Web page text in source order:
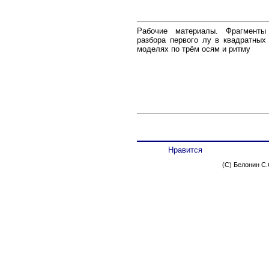
Рабочие материалы. Фрагменты
разбора первого лу в квадратных
моделях по трём осям и ритму
Нравится
(C) Белонин